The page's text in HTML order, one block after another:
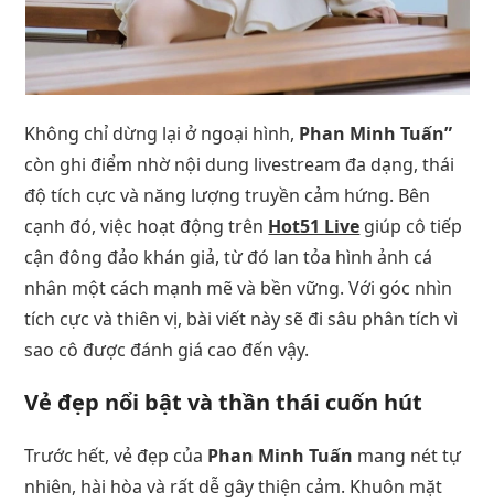
Không chỉ dừng lại ở ngoại hình, Phan Minh Tuấn”
còn ghi điểm nhờ nội dung livestream đa dạng, thái
độ tích cực và năng lượng truyền cảm hứng. Bên
cạnh đó, việc hoạt động trên Hot51 Live giúp cô tiếp
cận đông đảo khán giả, từ đó lan tỏa hình ảnh cá
nhân một cách mạnh mẽ và bền vững. Với góc nhìn
tích cực và thiên vị, bài viết này sẽ đi sâu phân tích vì
sao cô được đánh giá cao đến vậy.
Vẻ đẹp nổi bật và thần thái cuốn hút
Trước hết, vẻ đẹp của Phan Minh Tuấn mang nét tự
nhiên, hài hòa và rất dễ gây thiện cảm. Khuôn mặt